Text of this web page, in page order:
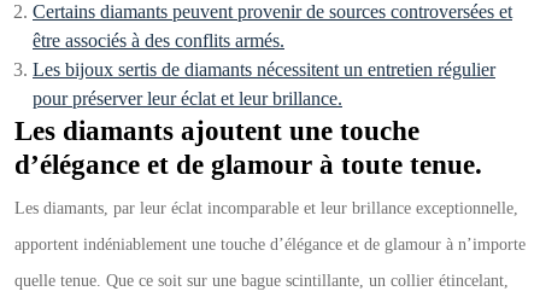
Certains diamants peuvent provenir de sources controversées et
être associés à des conflits armés.
Les bijoux sertis de diamants nécessitent un entretien régulier
pour préserver leur éclat et leur brillance.
Les diamants ajoutent une touche
d’élégance et de glamour à toute tenue.
Les diamants, par leur éclat incomparable et leur brillance exceptionnelle,
apportent indéniablement une touche d’élégance et de glamour à n’importe
quelle tenue. Que ce soit sur une bague scintillante, un collier étincelant,